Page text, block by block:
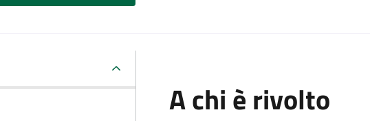
A chi è rivolto